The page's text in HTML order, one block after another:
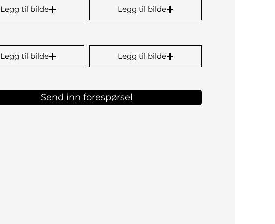
Legg til bilde Legg til bilde
Legg til bilde Legg til bilde
Send inn forespørsel